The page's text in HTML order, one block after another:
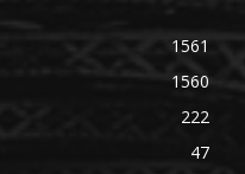
1561
1560
222
47